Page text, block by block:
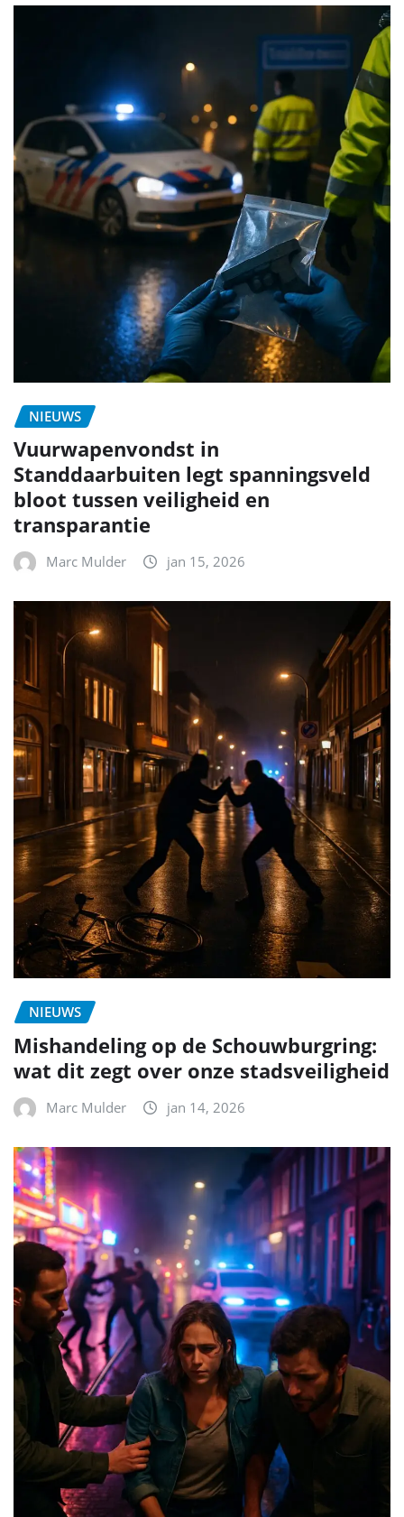
NIEUWS
Vuurwapenvondst in
Standdaarbuiten legt spanningsveld
bloot tussen veiligheid en
transparantie
Marc Mulder jan 15, 2026
NIEUWS
Mishandeling op de Schouwburgring:
wat dit zegt over onze stadsveiligheid
Marc Mulder jan 14, 2026